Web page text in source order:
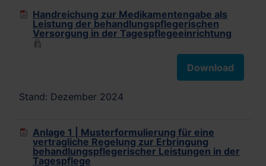
Handreichung zur Medikamentengabe als
Leistung der behandlungspflegerischen
Versorgung in der Tagespflegeeinrichtung
Download
Stand: Dezember 2024
Anlage 1 | Musterformulierung für eine
vertragliche Regelung zur Erbringung
behandlungspflegerischer Leistungen in der
Tagespflege